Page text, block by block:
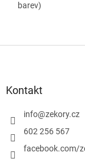
barev)
Kontakt
info@zekory.cz
602 256 567
facebook.com/